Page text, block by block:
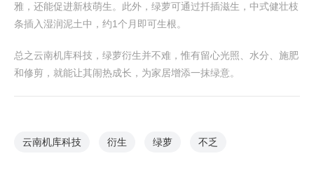
雅，还能促进新枝萌生。此外，绿萝可通过扦插滋生，中式健壮枝
条插入湿润泥土中，约1个月即可生根。
总之云南机库科技，绿萝衍生并不难，惟有留心光照、水分、施肥
和修剪，就能让其闹热成长，为家居增添一抹绿意。
云南机库科技 衍生 绿萝 不乏